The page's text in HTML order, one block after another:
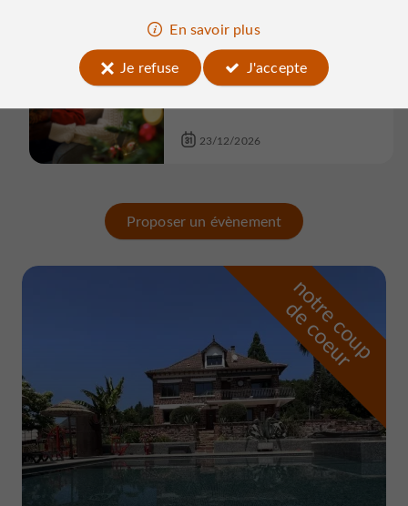
Les Petites oreilles | Fêtes de
Culture Égletons
23/12/2026
Proposer un évènement
n
o
t
r
e
c
o
u
p
d
e
c
o
e
u
r
En savoir plus
Je refuse
J'accepte